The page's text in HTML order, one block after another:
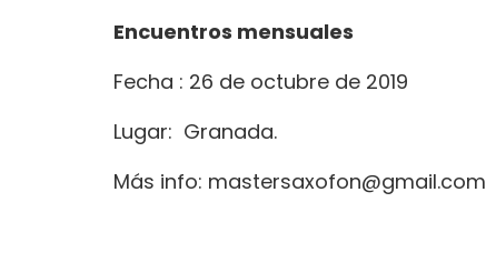
Encuentros mensuales
Fecha : 26 de octubre de 2019
Lugar: Granada.
Más info: mastersaxofon@gmail.com